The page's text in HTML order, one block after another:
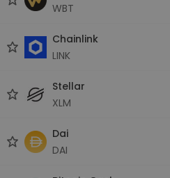
WBT
Chainlink
LINK
Stellar
XLM
Dai
DAI